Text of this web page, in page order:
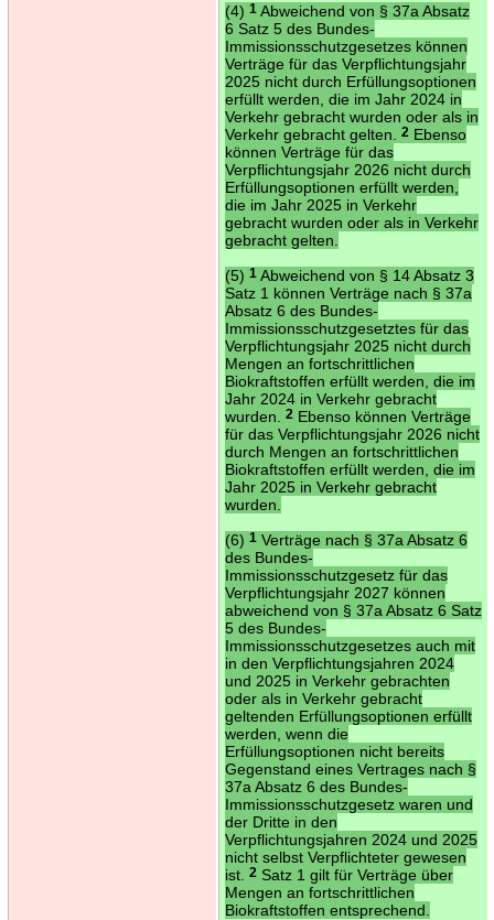
(4) 1Abweichend von § 37a Absatz
6 Satz 5 des Bundes-
Immissionsschutzgesetzes können
Verträge für das Verpflichtungsjahr
2025 nicht durch Erfüllungsoptionen
erfüllt werden, die im Jahr 2024 in
Verkehr gebracht wurden oder als in
Verkehr gebracht gelten.
2Ebenso
können Verträge für das
Verpflichtungsjahr 2026 nicht durch
Erfüllungsoptionen erfüllt werden,
die im Jahr 2025 in Verkehr
gebracht wurden oder als in Verkehr
gebracht gelten.
(5) 1Abweichend von § 14 Absatz 3
Satz 1 können Verträge nach § 37a
Absatz 6 des Bundes-
Immissionsschutzgesetztes für das
Verpflichtungsjahr 2025 nicht durch
Mengen an fortschrittlichen
Biokraftstoffen erfüllt werden, die im
Jahr 2024 in Verkehr gebracht
wurden.
2Ebenso können Verträge
für das Verpflichtungsjahr 2026 nicht
durch Mengen an fortschrittlichen
Biokraftstoffen erfüllt werden, die im
Jahr 2025 in Verkehr gebracht
wurden.
(6) 1Verträge nach § 37a Absatz 6
des Bundes-
Immissionsschutzgesetz für das
Verpflichtungsjahr 2027 können
abweichend von § 37a Absatz 6 Satz
5 des Bundes-
Immissionsschutzgesetzes auch mit
in den Verpflichtungsjahren 2024
und 2025 in Verkehr gebrachten
oder als in Verkehr gebracht
geltenden Erfüllungsoptionen erfüllt
werden, wenn die
Erfüllungsoptionen nicht bereits
Gegenstand eines Vertrages nach §
37a Absatz 6 des Bundes-
Immissionsschutzgesetz waren und
der Dritte in den
Verpflichtungsjahren 2024 und 2025
nicht selbst Verpflichteter gewesen
ist.
2Satz 1 gilt für Verträge über
Mengen an fortschrittlichen
Biokraftstoffen entsprechend.